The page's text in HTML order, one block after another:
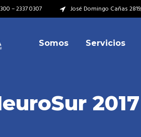
– 2337 0307 José Domingo Cañas
Somos Servicios
Video Institucional
Valores
2017